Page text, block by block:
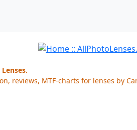
reviews, MTF-charts for lenses by